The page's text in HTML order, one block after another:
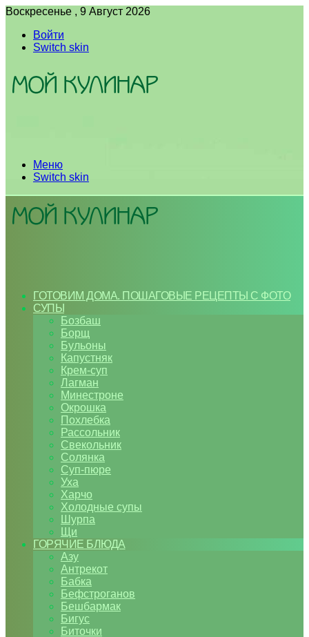
Воскресенье , 9 Август 2026
Войти
Switch skin
Меню
Switch skin
ГОТОВИМ ДОМА. ПОШАГОВЫЕ РЕЦЕПТЫ С ФОТО
СУПЫ
Бозбаш
Борщ
Бульоны
Капустняк
Крем-суп
Лагман
Минестроне
Окрошка
Похлебка
Рассольник
Свекольник
Солянка
Суп-пюре
Уха
Харчо
Холодные супы
Шурпа
Щи
ГОРЯЧИЕ БЛЮДА
Азу
Антрекот
Бабка
Бефстроганов
Бешбармак
Бигус
Биточки